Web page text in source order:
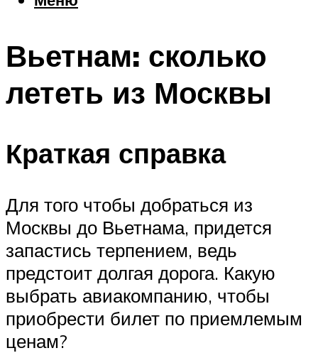
Шоппинг
Вьетнам: сколько
лететь из Москвы
Краткая справка
Для того чтобы добраться из
Москвы до Вьетнама, придется
запастись терпением, ведь
предстоит долгая дорога. Какую
выбрать авиакомпанию, чтобы
приобрести билет по приемлемым
ценам?